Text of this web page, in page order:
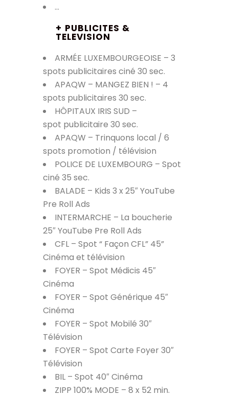
…
+ PUBLICITES &
TELEVISION
ARMÉE LUXEMBOURGEOISE – 3
spots publicitaires ciné 30 sec.
APAQW – MANGEZ BIEN ! – 4
spots publicitaires 30 sec.
HÔPITAUX IRIS SUD –
spot publicitaire 30 sec.
APAQW – Trinquons local / 6
spots promotion / télévision
POLICE DE LUXEMBOURG – Spot
ciné 35 sec.
BALADE – Kids 3 x 25″ YouTube
Pre Roll Ads
INTERMARCHE – La boucherie
25″ YouTube Pre Roll Ads
CFL – Spot “ Façon CFL” 45”
Cinéma et télévision
FOYER – Spot Médicis 45″
Cinéma
FOYER – Spot Générique 45″
Cinéma
FOYER – Spot Mobilé 30″
Télévision
FOYER – Spot Carte Foyer 30″
Télévision
BIL – Spot 40″ Cinéma
ZIPP 100% MODE – 8 x 52 min.